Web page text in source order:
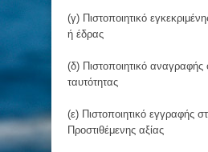
(γ) Πιστοποιητικό
ή έδρας
(δ) Πιστοποιητικό αναγραφής
ταυτότητας
(ε) Πιστοποιητικό εγγραφής
Προστιθέμενης αξίας